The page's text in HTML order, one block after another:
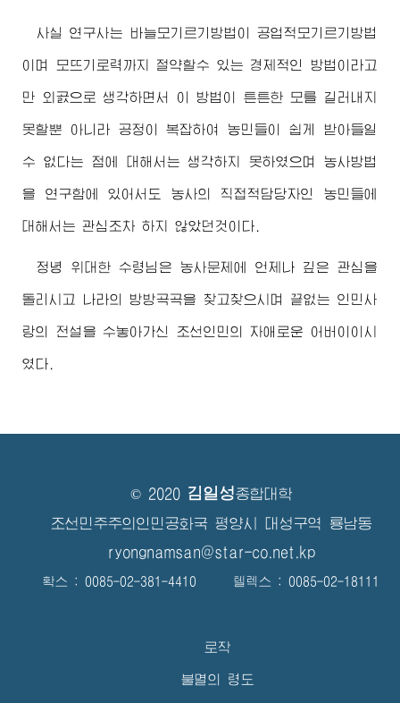
사실 연구사는 바늘모기르기방법이 공업적모기르기방법
이며 모뜨기로력까지 절약할수 있는 경제적인 방법이라고
만 외곬으로 생각하면서 이 방법이 튼튼한 모를 길러내지
못할뿐 아니라 공정이 복잡하여 농민들이 쉽게 받아들일
수 없다는 점에 대해서는 생각하지 못하였으며 농사방법
을 연구함에 있어서도 농사의 직접적담당자인 농민들에
대해서는 관심조차 하지 않았던것이다.
정녕 위대한 수령님 은 농사문제에 언제나 깊은 관심을
돌리시고 나라의 방방곡곡을 찾고찾으시며 끝없는 인민사
랑의 전설을 수놓아가신 조선인민의 자애로운 어버이 이시
였다.
© 2020 김일성종합대학
조선민주주의인민공화국 평양시 대성구역 룡남동
ryongnamsan@star-co.net.kp
확스 : 0085-02-381-4410 텔렉스 : 0085-02-18111
로작
불멸의 령도